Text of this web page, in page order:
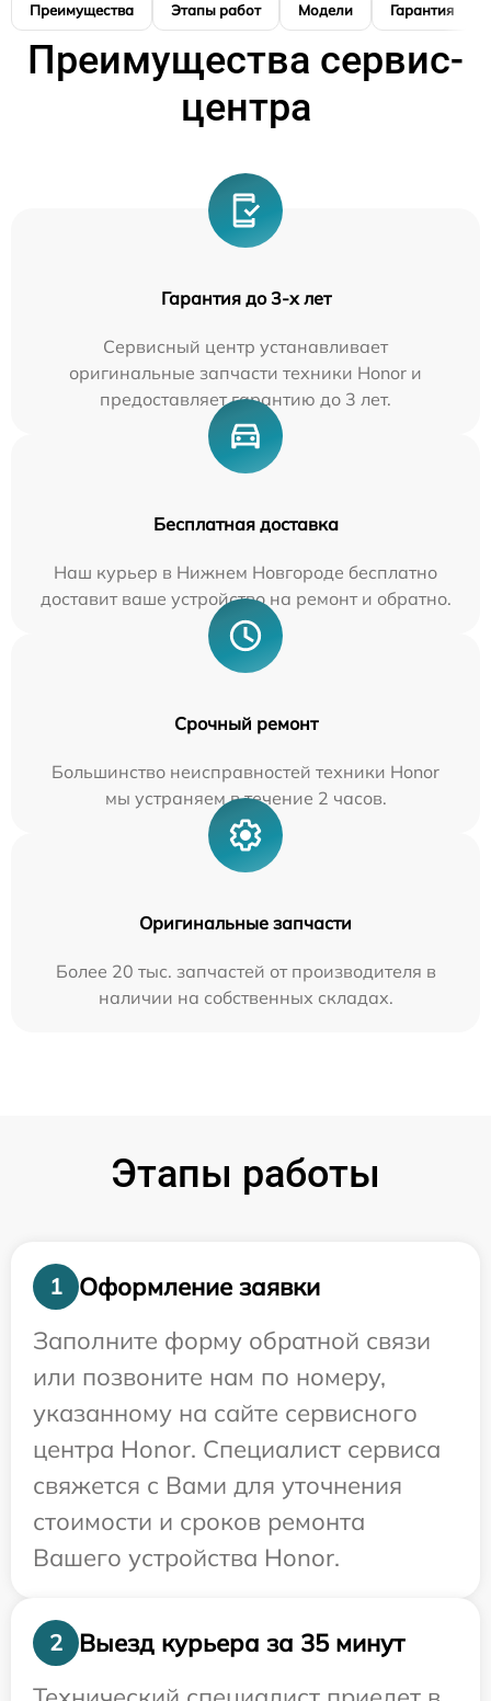
Преимущества Этапы работ Модели Гарантия
Преимущества сервис-
центра
Гарантия до 3-х лет
Сервисный центр устанавливает
оригинальные запчасти техники Honor и
предоставляет гарантию до 3 лет.
Бесплатная доставка
Наш курьер в Нижнем Новгороде бесплатно
доставит ваше устройство на ремонт и обратно.
Срочный ремонт
Большинство неисправностей техники Honor
мы устраняем в течение 2 часов.
Оригинальные запчасти
Более 20 тыс. запчастей от производителя в
наличии на собственных складах.
Этапы работы
1
Оформление заявки
Заполните форму обратной связи
или позвоните нам по номеру,
указанному на сайте сервисного
центра Honor. Специалист сервиса
свяжется с Вами для уточнения
стоимости и сроков ремонта
Вашего устройства Honor.
2
Выезд курьера за 35 минут